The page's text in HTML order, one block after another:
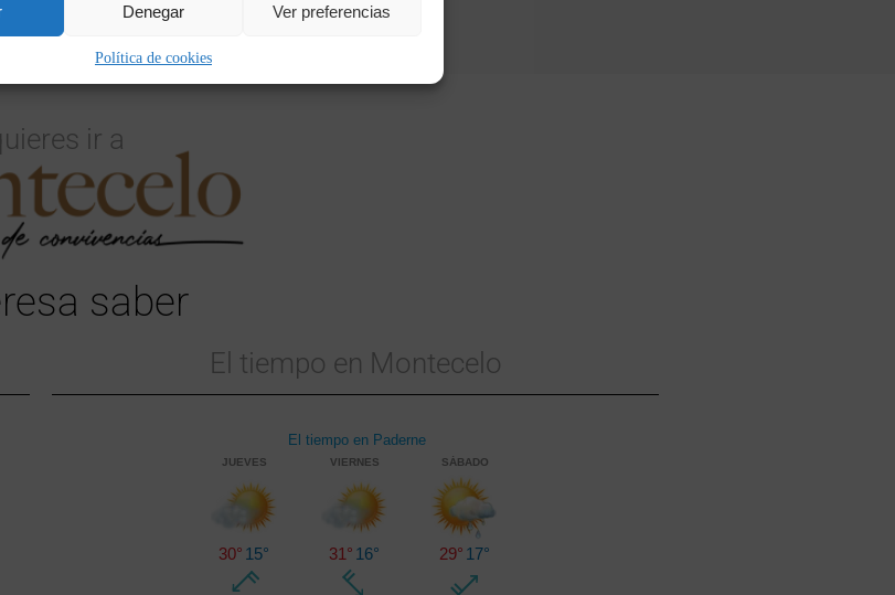
Denegar Ver preferencias
Política de cookies
ir a
saber
El tiempo en Montecelo